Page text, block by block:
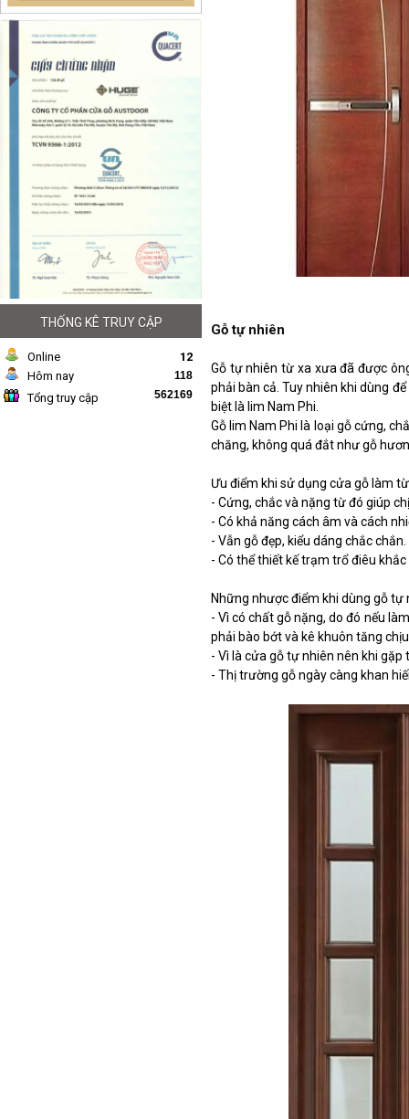
THỐNG KÊ TRUY CẬP
Online
12
Hôm nay
Tổng truy cập
118
562169
Gỗ tự nhiên
Gỗ tự nhiên từ xa xưa đã được
phải bàn cả. Tuy nhiên khi dùng
biệt là lim Nam Phi.
Gỗ lim Nam Phi là loại gỗ cứng,
chăng, không quá đắt như gỗ
Ưu điểm khi sử dụng cửa gỗ làm
- Cứng, chắc và nặng từ đó giúp
- Có khả năng cách âm và cách
- Vẫn gỗ đẹp, kiểu dáng chắc chắn.
- Có thể thiết kế trạm trổ điêu
Những nhược điểm khi dùng gỗ tự
- Vì có chất gỗ nặng, do đó nếu
phải bào bớt và kê khuôn tăng
- Vì là cửa gỗ tự nhiên nên khi
- Thị trường gỗ ngày càng khan